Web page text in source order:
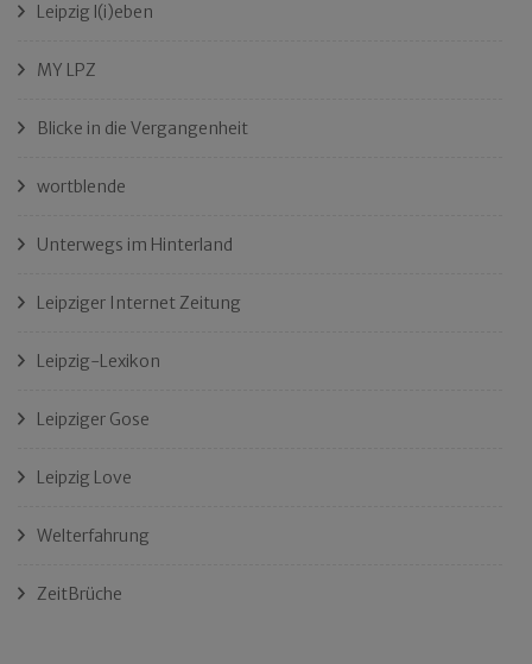
Leipzig l(i)eben
MY LPZ
Blicke in die Vergangenheit
wortblende
Unterwegs im Hinterland
Leipziger Internet Zeitung
Leipzig-Lexikon
Leipziger Gose
Leipzig Love
Welterfahrung
ZeitBrüche